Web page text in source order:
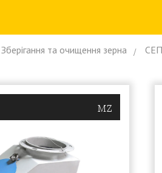
Зберiгання та очищення зерна
MZ